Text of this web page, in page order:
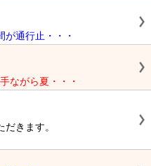
通行止・・・
ながら夏・・・
きます。